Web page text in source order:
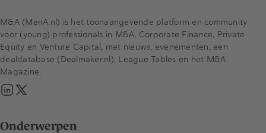
Onderwerpen
M&A (MenA.nl) is het toonaangevende platform en community
voor (young) professionals in M&A, Corporate Finance, Private
Equity en Venture Capital, met nieuws, evenementen, een
dealdatabase (Dealmaker.nl), League Tables en het M&A
Magazine.